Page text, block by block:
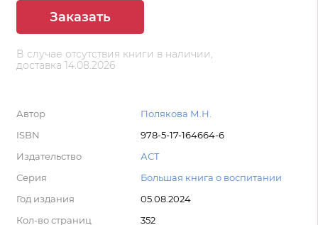
Заказать
В случае отсутствия книги в наличии,
доставка 14.08.2026
Автор
Полякова М.Н.
ISBN
978-5-17-164664-6
Издательство
АСТ
Серия
Большая книга о воспитании
Год издания
05.08.2024
Кол-во страниц
352